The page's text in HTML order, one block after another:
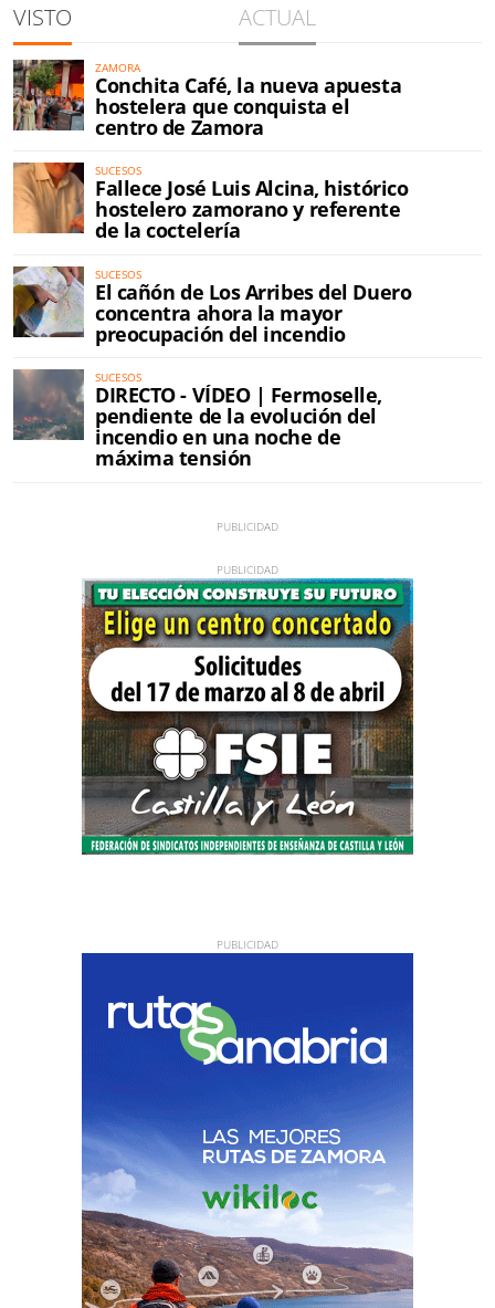
VISTO ACTUAL
ZAMORA
Conchita Café, la nueva apuesta
hostelera que conquista el
centro de Zamora
SUCESOS
Fallece José Luis Alcina, histórico
hostelero zamorano y referente
de la coctelería
SUCESOS
El cañón de Los Arribes del Duero
concentra ahora la mayor
preocupación del incendio
SUCESOS
DIRECTO - VÍDEO | Fermoselle,
pendiente de la evolución del
incendio en una noche de
máxima tensión